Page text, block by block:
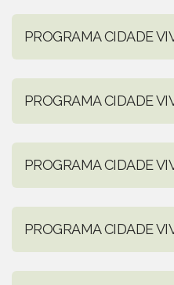
PROGRAMA CIDADE
PROGRAMA CIDADE
PROGRAMA CIDADE
PROGRAMA CIDADE